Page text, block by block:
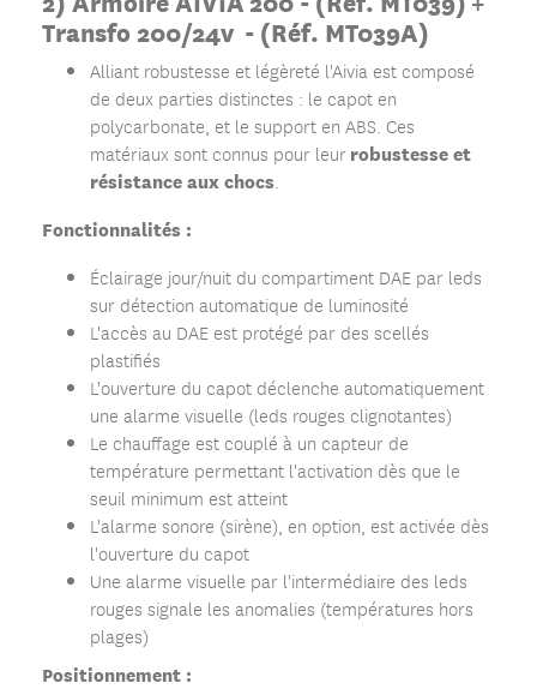
Transfo 200/24v -(Réf. MT039A)
Alliant robustesse et légèreté l'Aivia est composé
de deux parties distinctes : le capot en
polycarbonate, et le support en ABS. Ces
matériaux sont connus pour leurrobustesse et
résistance aux chocs.
Fonctionnalités :
Éclairage jour/nuit du compartiment DAE par leds
sur détection automatique de luminosité
L'accès au DAE est protégé par des scellés
plastifiés
L'ouverture du capot déclenche automatiquement
une alarme visuelle (leds rouges clignotantes)
Le chauffage est couplé à un capteur de
température permettant l'activation dès que le
seuil minimum est atteint
L'alarme sonore (sirène), en option, est activée dès
l'ouverture du capot
Une alarme visuelle par l'intermédiaire des leds
rouges signale les anomalies (températures hors
plages)
Positionnement :